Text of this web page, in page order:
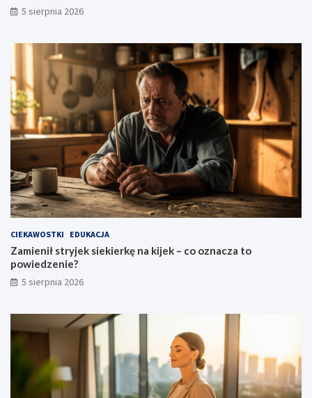
5 sierpnia 2026
CIEKAWOSTKI EDUKACJA
Zamienił stryjek siekierkę na kijek – co oznacza to
powiedzenie?
5 sierpnia 2026